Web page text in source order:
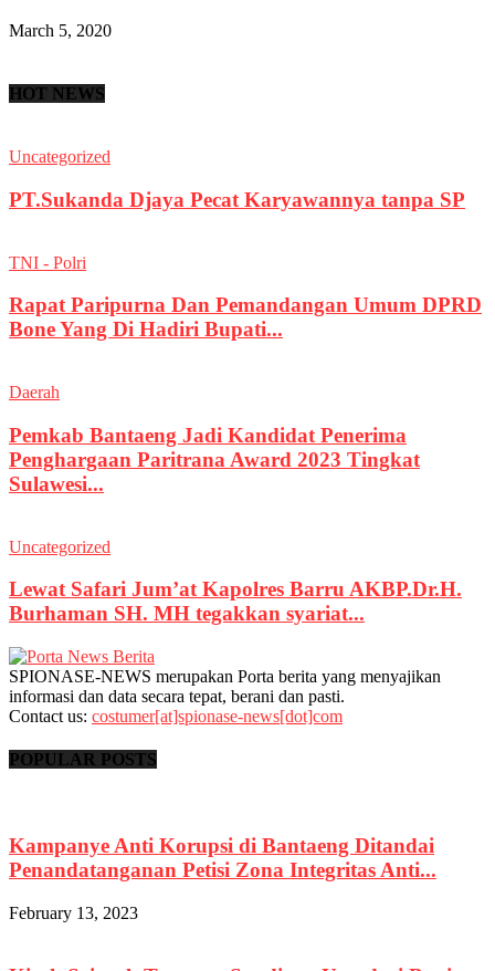
March 5, 2020
HOT NEWS
Uncategorized
PT.Sukanda Djaya Pecat Karyawannya tanpa SP
TNI - Polri
Rapat Paripurna Dan Pemandangan Umum DPRD
Bone Yang Di Hadiri Bupati...
Daerah
Pemkab Bantaeng Jadi Kandidat Penerima
Penghargaan Paritrana Award 2023 Tingkat
Sulawesi...
Uncategorized
Lewat Safari Jum’at Kapolres Barru AKBP.Dr.H.
Burhaman SH. MH tegakkan syariat...
SPIONASE-NEWS merupakan Porta berita yang menyajikan
informasi dan data secara tepat, berani dan pasti.
Contact us: costumer[at]spionase-news[dot]com
POPULAR POSTS
Kampanye Anti Korupsi di Bantaeng Ditandai
Penandatanganan Petisi Zona Integritas Anti...
February 13, 2023